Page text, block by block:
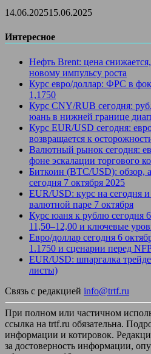
14.06.202515.06.2025
Интересное
Нефть Brent: цена
новому импульсу роста
Курс евро/доллар: ФРС в
1,1750
Курс CNY/RUB сегодня:
юань в нижней границе
Курс EUR/USD сегодня:
возвращается к
Валютный рынок сегодня:
фоне эскалации торгового
Биткоин (BTC/USD): обзор,
сегодня 7 октября 2025
EUR/USD: курс на сегодня
валютной паре 7 октября
Курс юаня к рублю сегодня
11,50–12,00 и ключевые
Евро/доллар сегодня 6
1.1750 и сценарии перед
EUR/USD: шпаргалка
листы)
Связь с редакцией info@trtf.ru
При полном или частичном
ссылка на trtf.ru обязательна.
информации и котировок.
за достоверность информации,